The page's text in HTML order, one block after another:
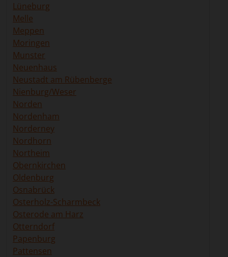
Lüneburg
Melle
Meppen
Moringen
Munster
Neuenhaus
Neustadt am Rübenberge
Nienburg/Weser
Norden
Nordenham
Norderney
Nordhorn
Northeim
Obernkirchen
Oldenburg
Osnabrück
Osterholz-Scharmbeck
Osterode am Harz
Otterndorf
Papenburg
Pattensen